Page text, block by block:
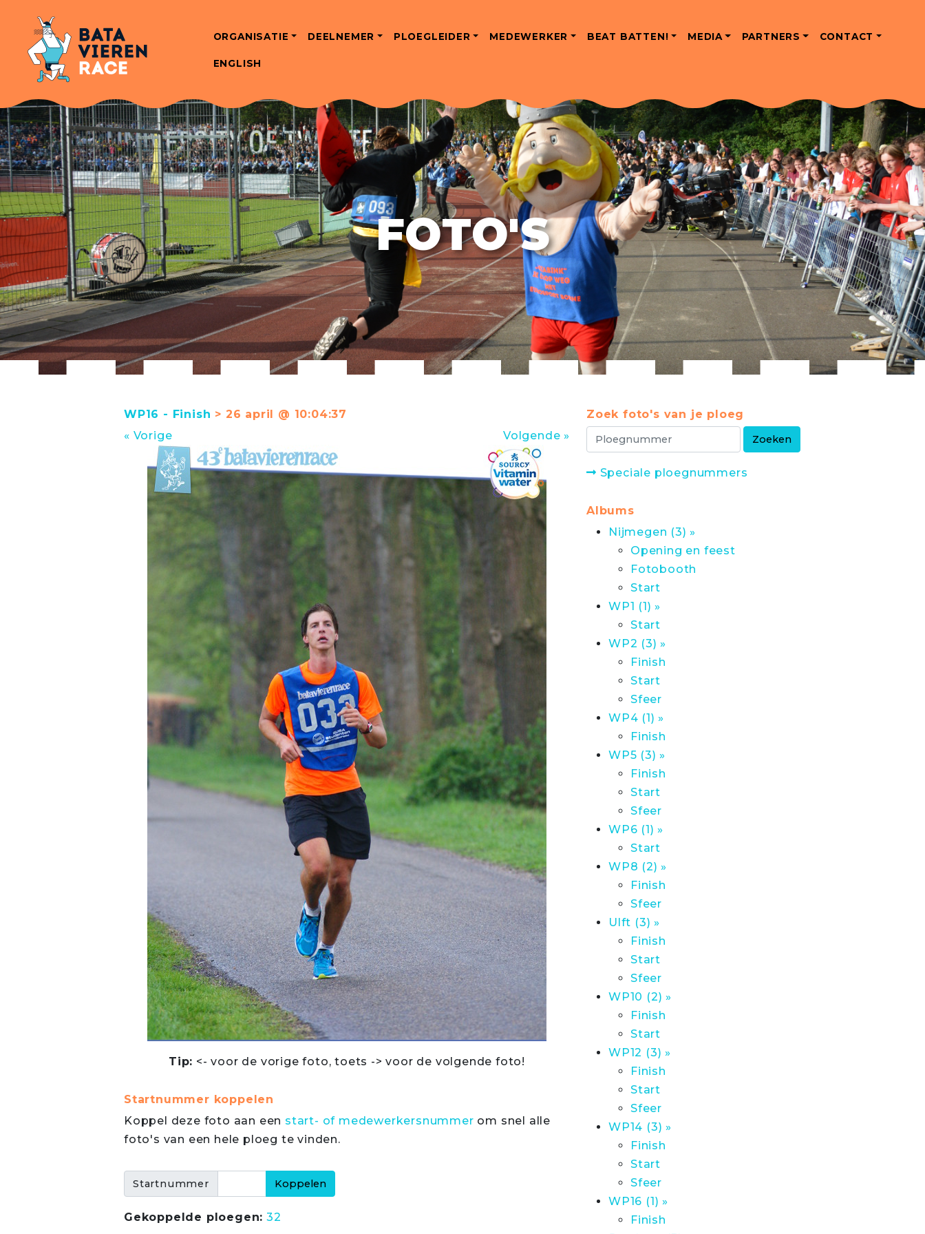
ORGANISATIE DEELNEMER PLOEGLEIDER MEDEWERKER BEAT BATTEN! MEDIA PARTNERS CONTACT
ENGLISH
FOTO'S
WP16 - Finish > 26 april @ 10:04:37
« Vorige
Volgende »
Tip: <- voor de vorige foto, toets -> voor de volgende foto!
Startnummer koppelen
Koppel deze foto aan een start- of medewerkersnummer om snel alle
foto's van een hele ploeg te vinden.
Startnummer
Gekoppelde ploegen: 32
Zoek foto's van je ploeg
Speciale ploegnummers
Albums
Nijmegen (3) »
Opening en feest
Fotobooth
Start
WP1 (1) »
Start
WP2 (3) »
Finish
Start
Sfeer
WP4 (1) »
Finish
WP5 (3) »
Finish
Start
Sfeer
WP6 (1) »
Start
WP8 (2) »
Finish
Sfeer
Ulft (3) »
Finish
Start
Sfeer
WP10 (2) »
Finish
Start
WP12 (3) »
Finish
Start
Sfeer
WP14 (3) »
Finish
Start
Sfeer
WP16 (1) »
Finish